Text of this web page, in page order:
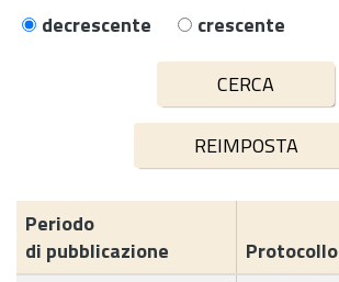
decrescente
crescente
Periodo
di pubblicazione
Protocollo